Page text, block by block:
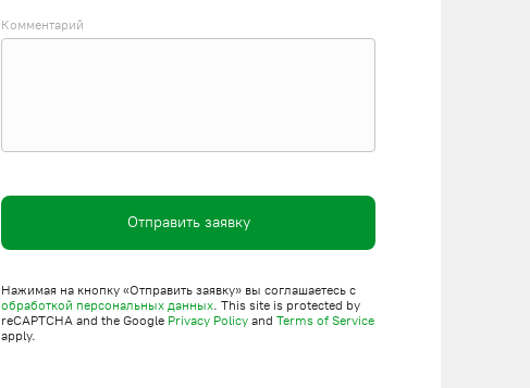
Комментарий
Отправить заявку
Нажимая на кнопку «Отправить заявку» вы соглашаетесь с
обработкой персональных данных. This site is protected by
reCAPTCHA and the Google Privacy Policy and Terms of Service
apply.